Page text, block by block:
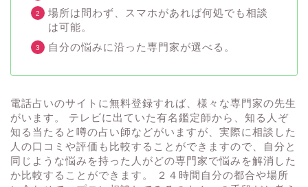
場所は問わず、スマホがあれば何処でも相談
は可能。
自分の悩みに沿った専門家が選べる。
電話占いのサイトに無料登録すれば、様々な専門家の先生
がいます。 テレビに出ていた有名鑑定師から、知る人ぞ
知る当たると噂の占い師などがいますが、実際に相談した
人の口コミや評価も比較することができますので、自分と
同じような悩みを持った人がどの専門家で悩みを解消した
か比較することができます。 ２４時間自分の都合や場所